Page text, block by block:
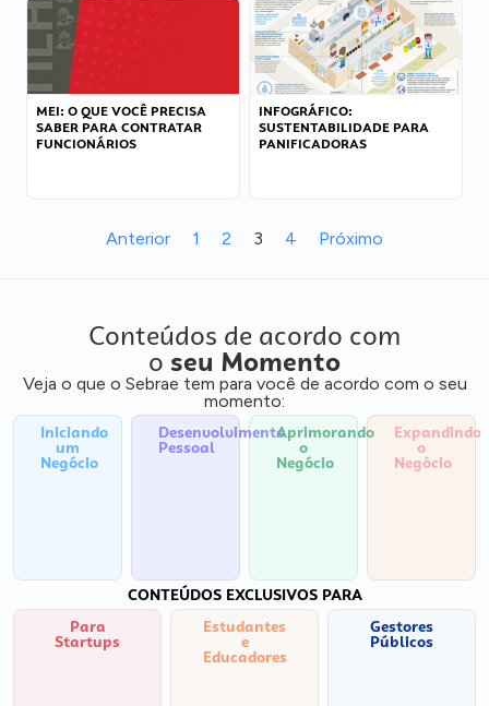
MEI: O QUE VOCÊ PRECISA
SABER PARA CONTRATAR
FUNCIONÁRIOS
INFOGRÁFICO:
SUSTENTABILIDADE PARA
PANIFICADORAS
Anterior 1 2 3 4 Próximo
Conteúdos de acordo com
o seu Momento
Veja o que o Sebrae tem para você de acordo com o seu
momento:
Iniciando
um
Negócio
Desenvolvimento
Pessoal
Aprimorando
o
Negócio
Expandindo
o
Negócio
CONTEÚDOS EXCLUSIVOS PARA
Para
Startups
Estudantes
e
Educadores
Gestores
Públicos